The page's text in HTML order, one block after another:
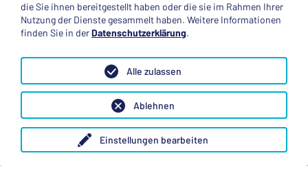
Anerkannte Einsatzstelle
Folge uns
die Sie ihnen bereitgestellt haben oder die sie im Rahmen Ihrer
Nutzung der Dienste gesammelt haben. Weitere Informationen
finden Sie in derDatenschutzerklärung.
Einstellungen bearbeiten
Ablehnen
Alle zulassen